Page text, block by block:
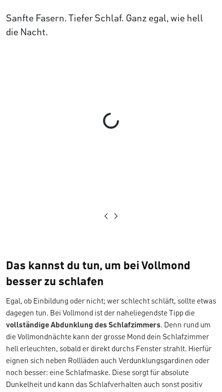
Sanfte Fasern. Tiefer Schlaf. Ganz egal, wie hell
die Nacht.
Loading...
Das kannst du tun, um bei Vollmond
besser zu schlafen
Egal, ob Einbildung oder nicht; wer schlecht schläft, sollte etwas
dagegen tun. Bei Vollmond ist der naheliegendste Tipp die
vollständige Abdunklung des Schlafzimmers. Denn rund um
die Vollmondnächte kann der grosse Mond dein Schlafzimmer
hell erleuchten, sobald er direkt durchs Fenster strahlt. Hierfür
eignen sich neben Rollläden auch Verdunklungsgardinen oder
noch besser: eine Schlafmaske. Diese sorgt für absolute
Dunkelheit und kann das Schlafverhalten auch sonst positiv